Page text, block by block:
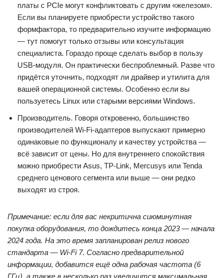
платы с PCIe могут конфликтовать с другим «железом».
Если вы планируете приобрести устройство такого
формфактора, то предварительно изучите информацию
— тут помогут только отзывы или консультация
специалиста. Гораздо проще сделать выбор в пользу
USB-модуля. Он практически беспроблемный. Разве что
придётся уточнить, подходят ли драйвер и утилита для
вашей операционной системы. Особенно если вы
пользуетесь Linux или старыми версиями Windows.
Производитель. Говоря откровенно, большинство
производителей Wi-Fi-адаптеров выпускают примерно
одинаковые по функционалу и качеству устройства —
всё зависит от цены. Но для внутреннего спокойствия
можно приобрести Asus, TP-Link, Mercusys или Tenda
среднего ценового сегмента или выше — они редко
выходят из строя.
Примечание: если для вас некритична сиюминутная
покупка оборудования, то дождитесь конца 2023 — начала
2024 года. На это время запланирован релиз нового
стандарта — Wi-Fi 7. Согласно предварительной
информации, добавится ещё одна рабочая частота (6
ГГц), а также в несколько раз увеличится максимальная